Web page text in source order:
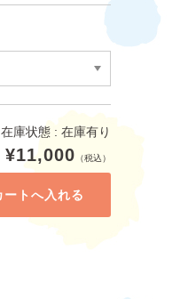
在庫状態 : 在庫有り
¥11,000 （税込）